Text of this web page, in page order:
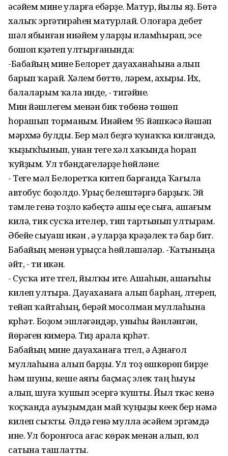
әсәйем мине уларға ебәрҙе. Матур, йылы яҙ. Бөтә
халыҡ эргәтирәһен матурлай. Олоғара дебет
шәл ябынған инәйем уларҙы иламһырап, эсе
бошоп күҙәтеп ултырғанында:
-Бабайың мине Белорет дауаханаһына алып
барып ҡарай. Хәлем бөттө, үләрем, ахыры. Их,
балаларым ҡала инде, - тигәйне.
Мин йәшлегем менән бик төбөнә төшөп
һорашып торманым. Инәйем 95 йәшкәсә йәшәп
мәрхүмә булды. Бер мәл беҙгә ҡунаҡҡа килгәндә,
ҡыҙыҡһынып, унан теге хәл хаҡында һорап
ҡуйҙым. Ул түбәндәгеләрҙе һөйләне:
- Теге мәл Белоретҡа китеп барғанда Ҡағыла
автобус боҙолдо. Урыҫ белештәргә барҙыҡ. Эй
тәмле генә тоҙло кәбеҫтә ашы еҫе сыға, ашағым
килә, тик сусҡа ителер, тип тартынып ултырам.
Әбейе сыуаш икән , ә уларҙа күрәҙәлек тә бар бит.
Бабайың менән урыҫса һөйләшәләр. -Ҡатыныңа
әйт, - ти икән.
- Сусҡа ите түгел, йылҡы ите. Ашаһын, ашағыһы
килеп ултыра. Дауаханаға алып барһаң, үлтереп,
тейәп ҡайтаһың, берәй мосолман муллаһына
күрһәт. Боҙом эшләгәндәр, уныһы йәнләнгән,
йөрәген кимерә. Тиҙ арала күрһәт.
Бабайың мине дауаханаға түгел, ә Аҙнағол
муллаһына алып барҙы. Ул тоҙ өшкөрөп бирҙе
һәм шуны, кеше аяғы баҫмаҫ элек таң һыуы
алып, шуға ҡушып эсергә ҡушты. Йыл үткәс кенә
ҡоҫҡанда ауыҙымдан май ҡуңыҙы кеүек бер нәмә
килеп сыҡты. Әлдә генә мулла әсәйем эргәмдә
ине. Ул боронғоса ағас көрәк менән алып, юл
сатына ташлатты.